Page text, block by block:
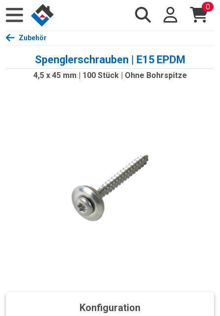
0
Zubehör
Spenglerschrauben | E15 EPDM
4,5 x 45 mm | 100 Stück | Ohne Bohrspitze
Konfiguration